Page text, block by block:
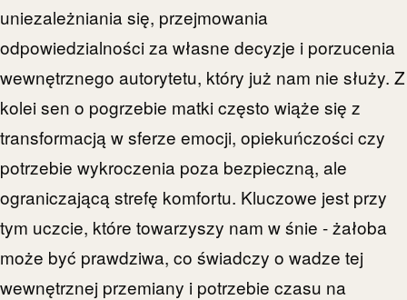
uniezależniania się, przejmowania
odpowiedzialności za własne decyzje i porzucenia
wewnętrznego autorytetu, który już nam nie służy. Z
kolei sen o pogrzebie matki często wiąże się z
transformacją w sferze emocji, opiekuńczości czy
potrzebie wykroczenia poza bezpieczną, ale
ograniczającą strefę komfortu. Kluczowe jest przy
tym uczcie, które towarzyszy nam w śnie - żałoba
może być prawdziwa, co świadczy o wadze tej
wewnętrznej przemiany i potrzebie czasu na